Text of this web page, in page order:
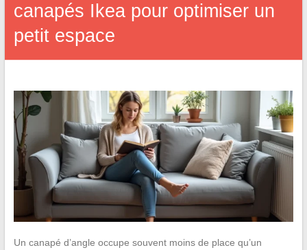
canapés Ikea pour optimiser un
petit espace
Un canapé d’angle occupe souvent moins de place qu’un